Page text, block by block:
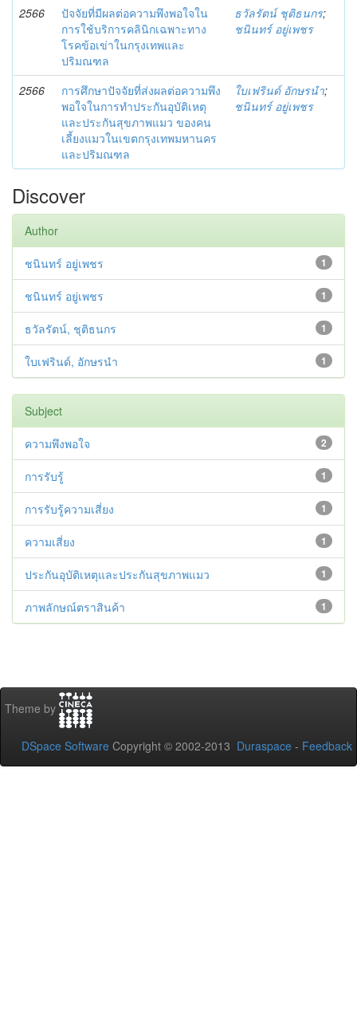
2566
ปัจจัยที่มีผลต่อความพึงพอใจใน
การใช้บริการคลินิกเฉพาะทาง
โรคข้อเข่าในกรุงเทพและ
ปริมณฑล
ธวัลรัตน์ ชุติธนกร;
ชนินทร์ อยู่เพชร
2566
การศึกษาปัจจัยที่ส่งผลต่อความพึง
พอใจในการทำประกันอุบัติเหตุ
และประกันสุขภาพแมว ของคน
เลี้ยงแมวในเขตกรุงเทพมหานคร
และปริมณฑล
ใบเฟรินด์ อักษรนำ;
ชนินทร์ อยู่เพชร
Discover
Author
1
ชนินทร์ อยู่เพชร
1
ชนินทร์ อยู่เพชร
1
ธวัลรัตน์, ชุติธนกร
1
ใบเฟรินด์, อักษรนำ
Subject
2
ความพึงพอใจ
1
การรับรู้
1
การรับรู้ความเสี่ยง
1
ความเสี่ยง
1
ประกันอุบัติเหตุและประกันสุขภาพแมว
1
ภาพลักษณ์ตราสินค้า
Theme by
DSpace Software Copyright © 2002-2013 Duraspace - Feedback